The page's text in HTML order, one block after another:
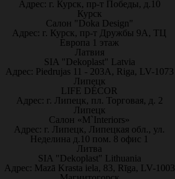
Адрес: г. Курск, пр-т Победы, д.10
Курск
Салон "Doka Design"
Адрес: г. Курск, пр-т Дружбы 9А, ТЦ
Европа 1 этаж
Латвия
SIA "Dekoplast" Latvia
Адрес: Piedrujas 11 - 203A, Riga, LV-1073
Липецк
LIFE DÉCOR
Адрес: г. Липецк, пл. Торговая, д. 2
Липецк
Салон «M`Interiors»
Адрес: г. Липецк, Липецкая обл., ул.
Неделина д.10 пом. 8 офис 1
Литва
SIA "Dekoplast" Lithuania
Адрес: Mazā Krasta iela, 83, Rīga, LV-1003